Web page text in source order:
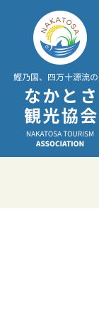
content